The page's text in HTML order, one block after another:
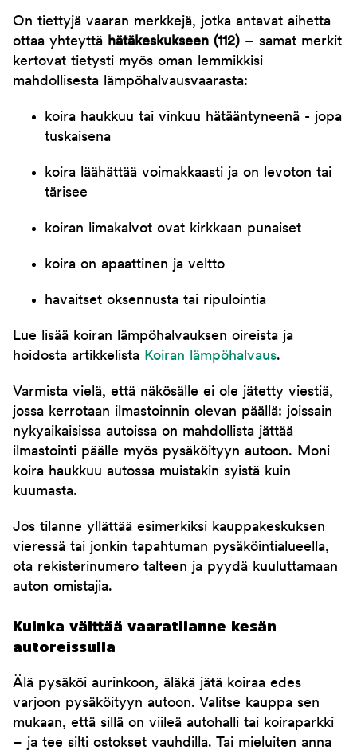
On tiettyjä vaaran merkkejä, jotka antavat aihetta
ottaa yhteyttä hätäkeskukseen (112) – samat merkit
kertovat tietysti myös oman lemmikkisi
mahdollisesta lämpöhalvausvaarasta:
koira haukkuu tai vinkuu hätääntyneenä - jopa
tuskaisena
koira läähättää voimakkaasti ja on levoton tai
tärisee
koiran limakalvot ovat kirkkaan punaiset
koira on apaattinen ja veltto
havaitset oksennusta tai ripulointia
Lue lisää koiran lämpöhalvauksen oireista ja
hoidosta artikkelista Koiran lämpöhalvaus.
Varmista vielä, että näkösälle ei ole jätetty viestiä,
jossa kerrotaan ilmastoinnin olevan päällä: joissain
nykyaikaisissa autoissa on mahdollista jättää
ilmastointi päälle myös pysäköityyn autoon. Moni
koira haukkuu autossa muistakin syistä kuin
kuumasta.
Jos tilanne yllättää esimerkiksi kauppakeskuksen
vieressä tai jonkin tapahtuman pysäköintialueella,
ota rekisterinumero talteen ja pyydä kuuluttamaan
auton omistajia.
Kuinka välttää vaaratilanne kesän
autoreissulla
Älä pysäköi aurinkoon, äläkä jätä koiraa edes
varjoon pysäköityyn autoon. Valitse kauppa sen
mukaan, että sillä on viileä autohalli tai koiraparkki
– ja tee silti ostokset vauhdilla. Tai mieluiten anna